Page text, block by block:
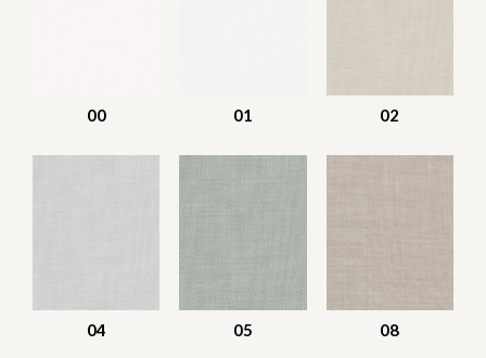
00 01 02
04 05 08